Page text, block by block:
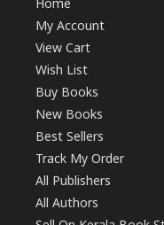
Home
My Account
View Cart
Wish List
Buy Books
New Books
Best Sellers
Track My Order
All Publishers
All Authors